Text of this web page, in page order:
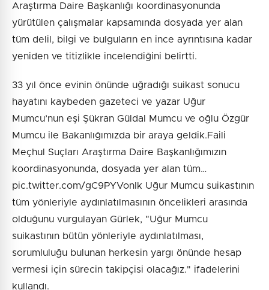
Araştırma Daire Başkanlığı koordinasyonunda
yürütülen çalışmalar kapsamında dosyada yer alan
tüm delil, bilgi ve bulguların en ince ayrıntısına kadar
yeniden ve titizlikle incelendiğini belirtti.
33 yıl önce evinin önünde uğradığı suikast sonucu
hayatını kaybeden gazeteci ve yazar Uğur
Mumcu’nun eşi Şükran Güldal Mumcu ve oğlu Özgür
Mumcu ile Bakanlığımızda bir araya geldik.Faili
Meçhul Suçları Araştırma Daire Başkanlığımızın
koordinasyonunda, dosyada yer alan tüm…
pic.twitter.com/gC9PYVonIk Uğur Mumcu suikastının
tüm yönleriyle aydınlatılmasının öncelikleri arasında
olduğunu vurgulayan Gürlek, "Uğur Mumcu
suikastının bütün yönleriyle aydınlatılması,
sorumluluğu bulunan herkesin yargı önünde hesap
vermesi için sürecin takipçisi olacağız." ifadelerini
kullandı.